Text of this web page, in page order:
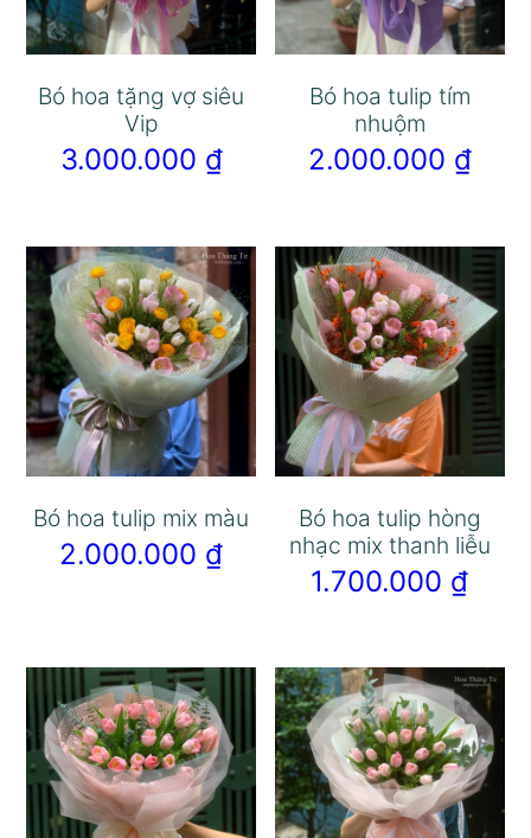
Bó hoa tặng vợ siêu
Vip
3.000.000 ₫
Bó hoa tulip tím
nhuộm
2.000.000 ₫
Bó hoa tulip mix màu
2.000.000 ₫
Bó hoa tulip hòng
nhạc mix thanh liễu
1.700.000 ₫